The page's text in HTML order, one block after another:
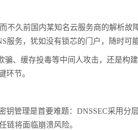
不久前国内某知名云服务商的解析
服务，犹如没有锁芯的门户，随时可
骗、缓存投毒等中间人攻击，还是构
环节。
钥管理是首要难题： DNSSEC采用分
链将面临崩溃风险。